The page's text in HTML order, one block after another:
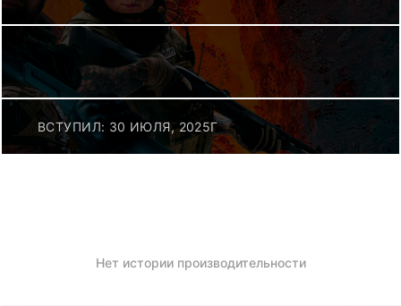
ВСТУПИЛ: 30 ИЮЛЯ, 2025Г
Нет истории производительности